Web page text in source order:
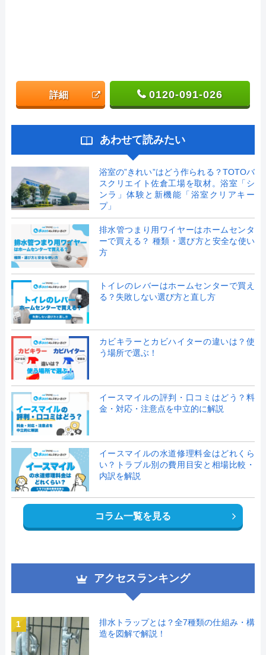
詳細 0120-091-026
あわせて読みたい
浴室の”きれい”はどう作られる？TOTOバ
スクリエイト佐倉工場を取材。浴室「シ
ンラ」体験と新機能「浴室クリアキー
プ」
排水管つまり用ワイヤーはホームセンタ
ーで買える？ 種類・選び方と安全な使い
方
トイレのレバーはホームセンターで買え
る？失敗しない選び方と直し方
カビキラーとカビハイターの違いは？使
う場所で選ぶ！
イースマイルの評判・口コミはどう？料
金・対応・注意点を中立的に解説
イースマイルの水道修理料金はどれくら
い？トラブル別の費用目安と相場比較・
内訳を解説
コラム一覧を見る
アクセスランキング
1
排水トラップとは？全7種類の仕組み・構
造を図解で解説！